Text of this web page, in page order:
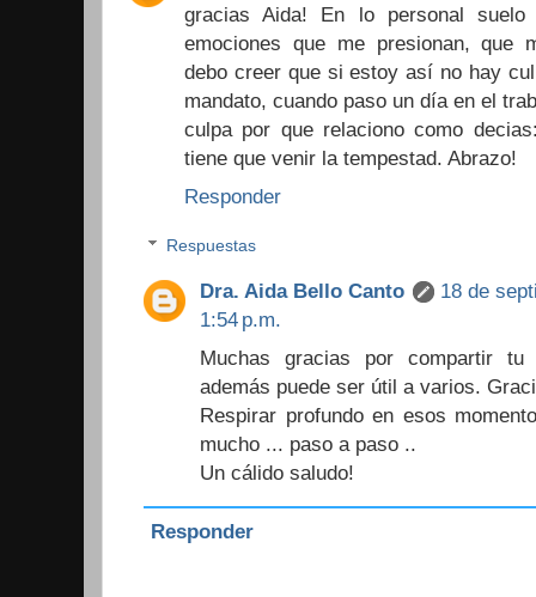
gracias Aida! En lo personal suelo
emociones que me presionan, que
debo creer que si estoy así no hay
mandato, cuando paso un día en el
culpa por que relaciono como
tiene que venir la tempestad. Abrazo!
Responder
Respuestas
Dra. Aida Bello Canto
18 de
1:54 p.m.
Muchas gracias por compartir tu
además puede ser útil a varios.
Respirar profundo en esos
mucho ... paso a paso ..
Un cálido saludo!
Responder